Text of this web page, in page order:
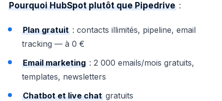
Pourquoi HubSpot plutôt que Pipedrive :
Plan gratuit : contacts illimités, pipeline, email
tracking — à 0 €
Email marketing : 2 000 emails/mois gratuits,
templates, newsletters
Chatbot et live chat gratuits